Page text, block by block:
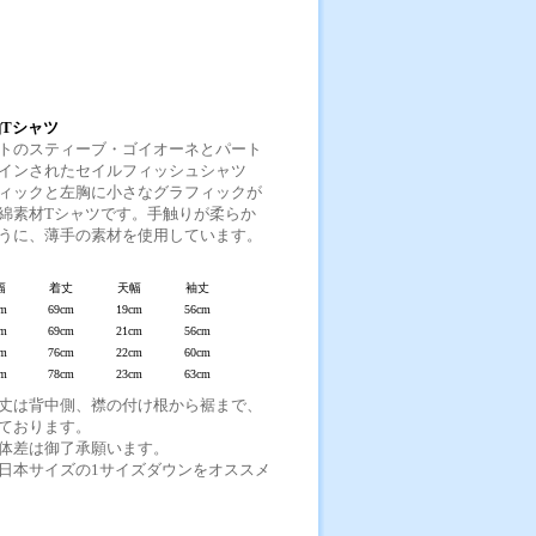
シャツ
のスティーブ・ゴイオーネとパート
ンされたセイルフィッシュシャツ
ックと左胸に小さなグラフィックが
素材Tシャツです。手触りが柔らか
に、薄手の素材を使用しています。
着丈 天幅
袖丈
69cm 19cm
56cm
69cm 21cm
56cm
76cm 22cm
60cm
78cm 23cm 63cm
は背中側、襟の付け根から裾まで、
おります。
差は御了承願います。
本サイズの1サイズダウンをオススメ